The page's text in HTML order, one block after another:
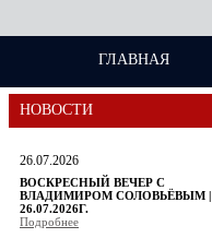
ГЛАВНАЯ
НОВОСТИ
26.07.2026
ВОСКРЕСНЫЙ ВЕЧЕР С
ВЛАДИМИРОМ СОЛОВЬЁВЫМ |
26.07.2026Г.
Подробнее